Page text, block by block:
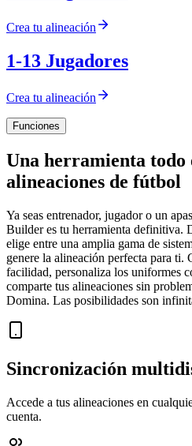
Crea tu alineación
1-13 Jugadores
Crea tu alineación
Funciones
Una herramienta todo
alineaciones de fútbol
Ya seas entrenador, jugador o un
Builder es tu herramienta definitiva.
elige entre una amplia gama de
genere la alineación perfecta para ti.
facilidad, personaliza los uniformes
comparte tus alineaciones sin
Domina. Las posibilidades son
Sincronización
Accede a tus alineaciones en
cuenta.